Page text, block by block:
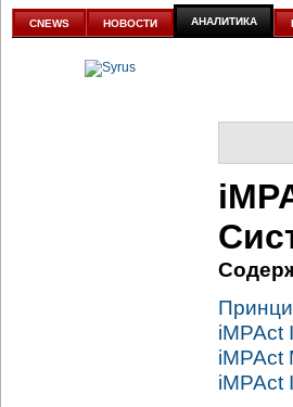
аналитике
CNEWS НОВОСТИ АНАЛИТИКА
iMPAct
iMPAct
iMPAct